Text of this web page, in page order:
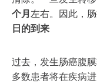
个月 左右。因此，
日的到来
过去，发生肠癌腹
多数患者将在疾病